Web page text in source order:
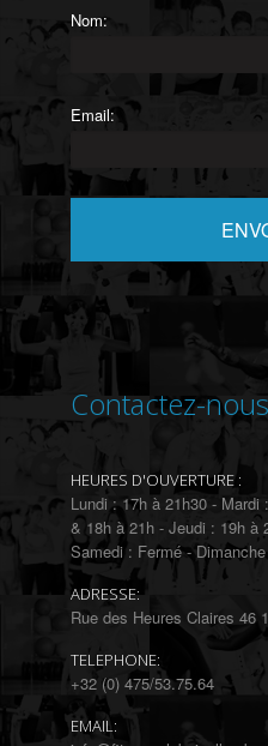
Nom:
Email:
Contactez-nous
HEURES D'OUVERTURE :
Lundi : 17h à 21h30 -
& 18h à 21h - Jeudi : 19h à
Samedi : Fermé -
ADRESSE:
Rue des Heures Claires 46
TELEPHONE:
+32 (0) 475/53.75.64
EMAIL: